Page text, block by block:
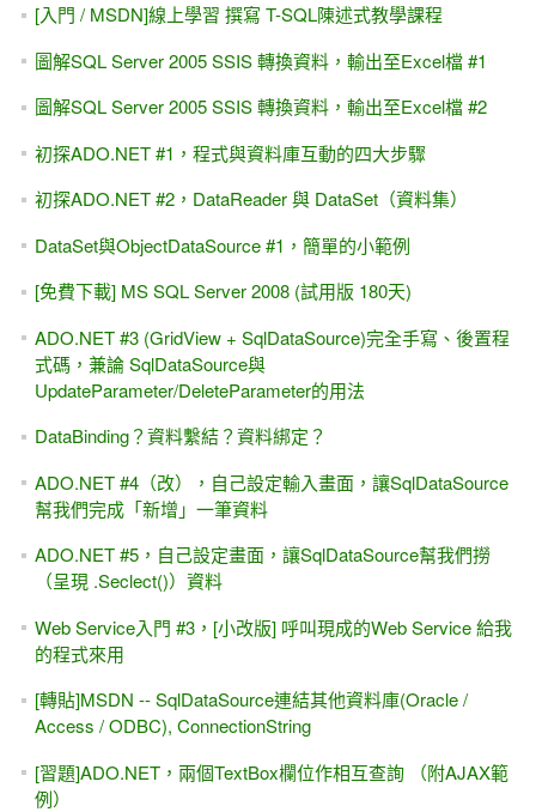
[入門 / MSDN]線上學習 撰寫 T-SQL陳述式教學課程
圖解SQL Server 2005 SSIS 轉換資料，輸出至Excel檔 #1
圖解SQL Server 2005 SSIS 轉換資料，輸出至Excel檔 #2
初探ADO.NET #1，程式與資料庫互動的四大步驟
初探ADO.NET #2，DataReader 與 DataSet（資料集）
DataSet與ObjectDataSource #1，簡單的小範例
[免費下載] MS SQL Server 2008 (試用版 180天)
ADO.NET #3 (GridView + SqlDataSource)完全手寫、後置程
式碼，兼論 SqlDataSource與
UpdateParameter/DeleteParameter的用法
DataBinding？資料繫結？資料綁定？
ADO.NET #4（改），自己設定輸入畫面，讓SqlDataSource
幫我們完成「新增」一筆資料
ADO.NET #5，自己設定畫面，讓SqlDataSource幫我們撈
（呈現 .Seclect()）資料
Web Service入門 #3，[小改版] 呼叫現成的Web Service 給我
的程式來用
[轉貼]MSDN -- SqlDataSource連結其他資料庫(Oracle /
Access / ODBC), ConnectionString
[習題]ADO.NET，兩個TextBox欄位作相互查詢 （附AJAX範
例）